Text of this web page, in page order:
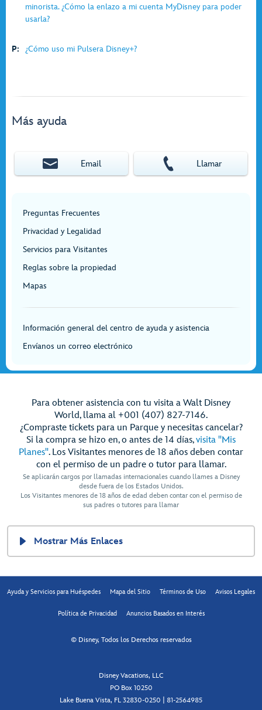
minorista. ¿Cómo la enlazo a mi cuenta MyDisney para poder
usarla?
P: ¿Cómo uso mi Pulsera Disney+?
Más ayuda
Email Llamar
Preguntas Frecuentes
Privacidad y Legalidad
Servicios para Visitantes
Reglas sobre la propiedad
Mapas
Información general del centro de ayuda y asistencia
Envíanos un correo electrónico
Para obtener asistencia con tu visita a Walt Disney
World, llama al +001 (407) 827-7146.
¿Compraste tickets para un Parque y necesitas cancelar?
Si la compra se hizo en, o antes de 14 días,visita "Mis
Planes". Los Visitantes menores de 18 años deben contar
con el permiso de un padre o tutor para llamar.
Se aplicarán cargos por llamadas internacionales cuando llames a Disney
desde fuera de los Estados Unidos.
Los Visitantes menores de 18 años de edad deben contar con el permiso de
sus padres o tutores para llamar
Mostrar Más Enlaces
Ayuda y Servicios para Huéspedes Mapa del Sitio Términos de Uso Avisos Legales
Política de Privacidad Anuncios Basados en Interés
© Disney, Todos los Derechos reservados
Disney Vacations, LLC
PO Box 10250
Lake Buena Vista, FL 32830-0250 | 81-2564985